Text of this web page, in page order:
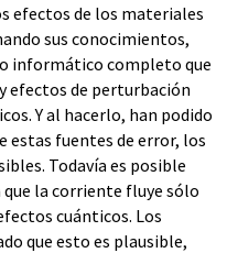
efectos de los materiales
sus conocimientos,
informático completo que
efectos de perturbación
Y al hacerlo, han podido
estas fuentes de error, los
Todavía es posible
la corriente fluye sólo
cuánticos. Los
que esto es plausible,